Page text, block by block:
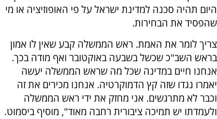
היום תהיה סכנה למדינת ישראל על פי האופוזיציה או מי
שהפסיד את הבחירות.
צריך לומר את האמת. ראש הממשלה קבע שאין לו אמון
בראש השב"כ שכשל בשבעה באוקטובר ואף מודה בכך.
אנחנו חיים במדינה שכל מה שראש הממשלה יעשה
יאמרו נגדו שזה קץ הדמוקרטיה. אנחנו מכירים את זה
וכבר לא מתרגשים. אני מחזק את ידי ראש הממשלה
ולעמדתו יש תמיכה ציבורית רחבה מאוד", מוסיף ביסמוט.